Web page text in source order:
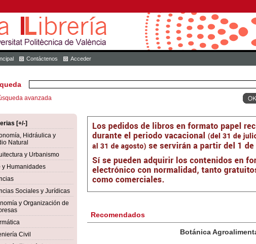
Contáctenos Acceder
avanzada
[+/-]
Hidráulica y
Natural
y Urbanismo
y Humanidades
Sociales y Jurídicas
y Organización de
Civil
Recomendados